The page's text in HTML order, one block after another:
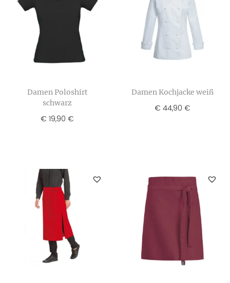
Damen Poloshirt
schwarz
€ 19,90 €
Damen Kochjacke weiß
€ 44,90 €